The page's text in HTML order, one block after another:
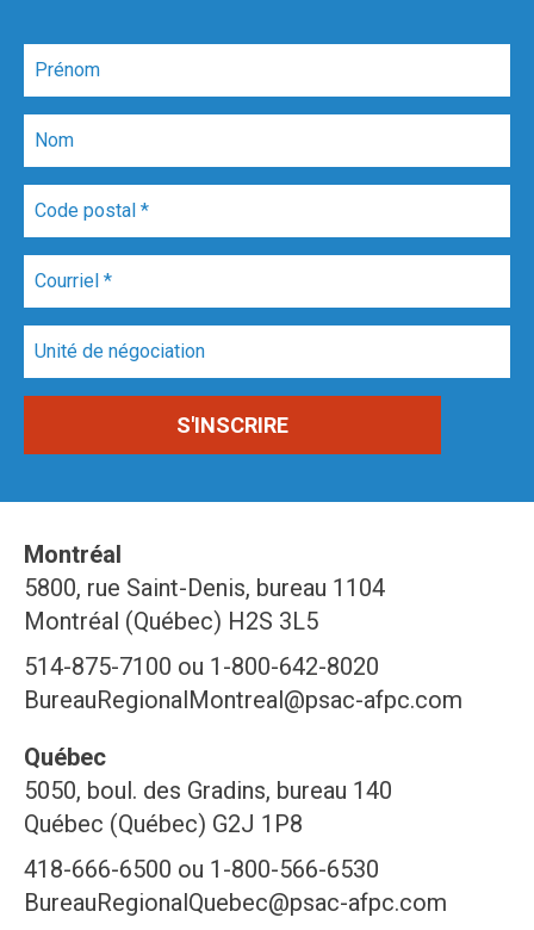
Montréal
5800, rue Saint-Denis, bureau 1104
Montréal (Québec) H2S 3L5
514-875-7100 ou 1-800-642-8020
BureauRegionalMontreal@psac-afpc.com
Québec
5050, boul. des Gradins, bureau 140
Québec (Québec) G2J 1P8
418-666-6500 ou 1-800-566-6530
BureauRegionalQuebec@psac-afpc.com